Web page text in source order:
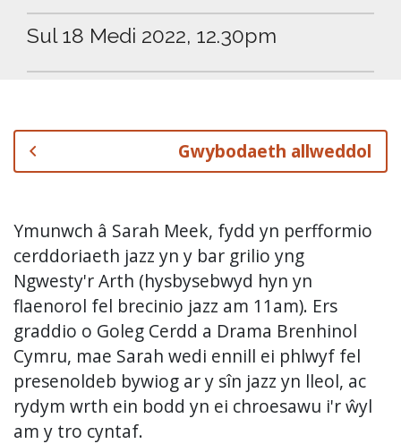
Sul 18 Medi 2022, 12.30pm
Gwybodaeth allweddol
Ymunwch â Sarah Meek, fydd yn perfformio
cerddoriaeth jazz yn y bar grilio yng
Ngwesty'r Arth (hysbysebwyd hyn yn
flaenorol fel brecinio jazz am 11am). Ers
graddio o Goleg Cerdd a Drama Brenhinol
Cymru, mae Sarah wedi ennill ei phlwyf fel
presenoldeb bywiog ar y sîn jazz yn lleol, ac
rydym wrth ein bodd yn ei chroesawu i'r ŵyl
am y tro cyntaf.